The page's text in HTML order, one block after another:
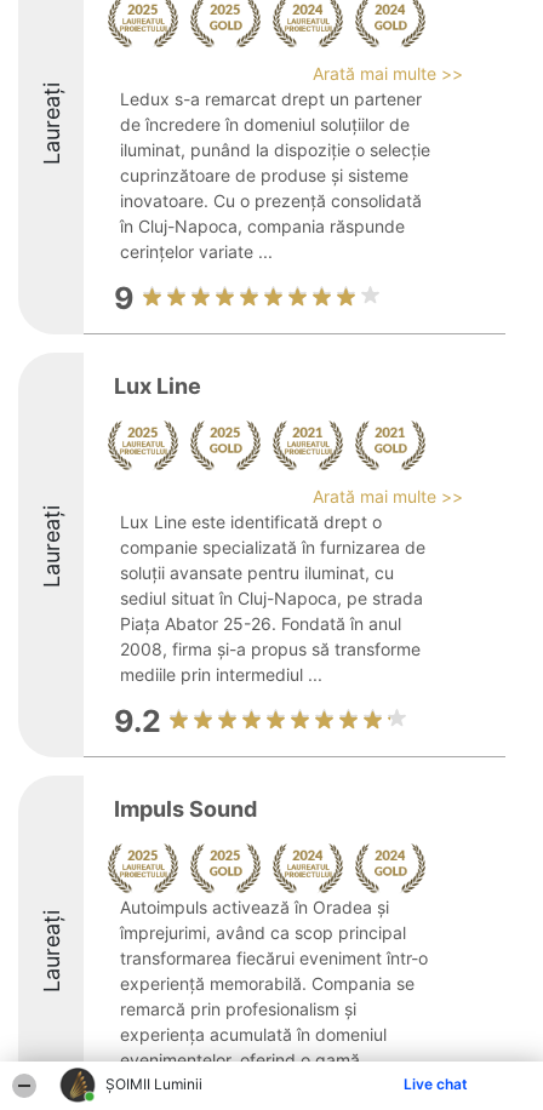
ȘOIMII Luminii Live chat
Laureați
Arată mai multe >>
Ledux s-a remarcat drept un partener
de încredere în domeniul soluțiilor de
iluminat, punând la dispoziție o selecție
cuprinzătoare de produse și sisteme
inovatoare. Cu o prezență consolidată
în Cluj-Napoca, compania răspunde
cerințelor variate ...
9
Laureați
Lux Line
Arată mai multe >>
Lux Line este identificată drept o
companie specializată în furnizarea de
soluții avansate pentru iluminat, cu
sediul situat în Cluj-Napoca, pe strada
Piața Abator 25-26. Fondată în anul
2008, firma și-a propus să transforme
mediile prin intermediul ...
9.2
Laureați
Impuls Sound
Autoimpuls activează în Oradea și
împrejurimi, având ca scop principal
transformarea fiecărui eveniment într-o
experiență memorabilă. Compania se
remarcă prin profesionalism și
experiența acumulată în domeniul
evenimentelor, oferind o gamă ...